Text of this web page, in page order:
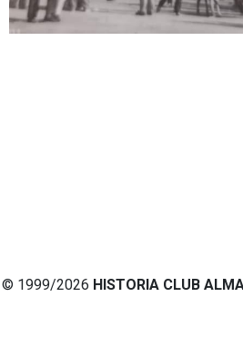
© 1999/2026 HISTORIA CLUB